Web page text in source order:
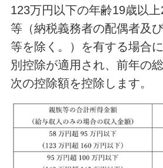
123万円以下の年齢19歳以
等（納税義務者の配偶者及
等を除く。）を有する場合
別控除が適用され、前年の
次の控除額を控除します。